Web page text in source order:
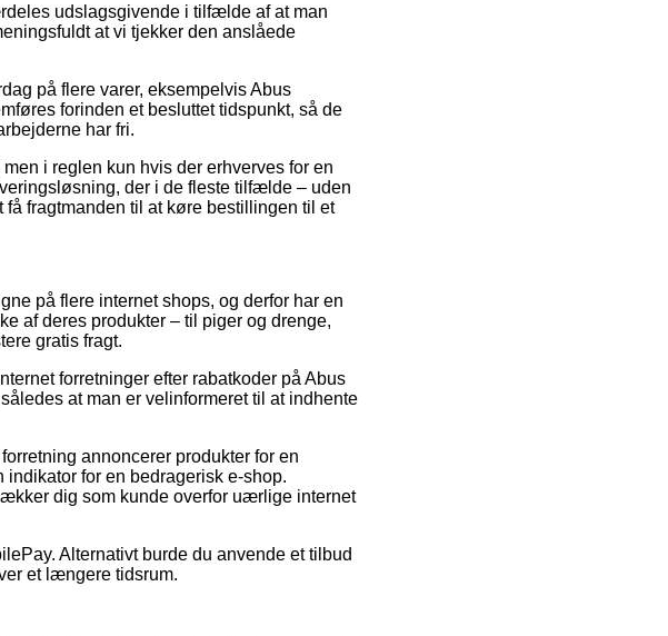
udslagsgivende i tilfælde af at man
at vi tjekker den anslåede
på flere varer, eksempelvis Abus
forinden et besluttet tidspunkt, så de
har fri.
i reglen kun hvis der erhverves for en
der i de fleste tilfælde – uden
fragtmanden til at køre bestillingen til et
på flere internet shops, og derfor har en
af deres produkter – til piger og drenge,
gratis fragt.
forretninger efter rabatkoder på Abus
at man er velinformeret til at indhente
annoncerer produkter for en
for en bedragerisk e-shop.
dig som kunde overfor uærlige internet
Alternativt burde du anvende et tilbud
et længere tidsrum.